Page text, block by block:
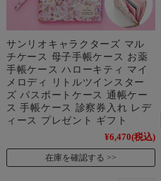
サンリオキャラクターズ マル
チケース 母子手帳ケース お薬
手帳ケース ハローキティ マイ
メロディ リトルツインスター
ズ パスポートケース 通帳ケー
ス 手帳ケース 診察券入れ レデ
ィース プレゼント ギフト
¥6,470(税込)
在庫を確認する